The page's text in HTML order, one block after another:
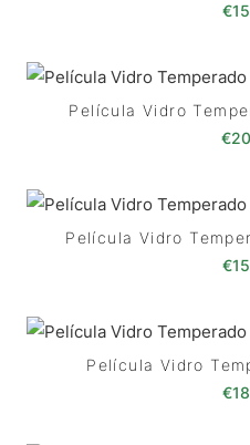
€
Película Vidro
€
Película Vidro
€
Película Vidro
€